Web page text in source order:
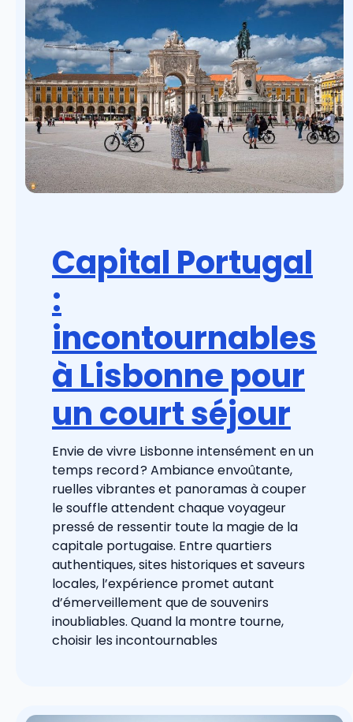
Capital Portugal
:
incontournables
à Lisbonne pour
un court séjour
Envie de vivre Lisbonne intensément en un
temps record ? Ambiance envoûtante,
ruelles vibrantes et panoramas à couper
le souffle attendent chaque voyageur
pressé de ressentir toute la magie de la
capitale portugaise. Entre quartiers
authentiques, sites historiques et saveurs
locales, l’expérience promet autant
d’émerveillement que de souvenirs
inoubliables. Quand la montre tourne,
choisir les incontournables